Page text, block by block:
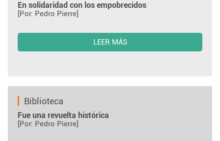
En solidaridad con los empobrecidos
[Por: Pedro Pierre]
LEER MÁS
Biblioteca
Fue una revuelta histórica
[Por: Pedro Pierre]